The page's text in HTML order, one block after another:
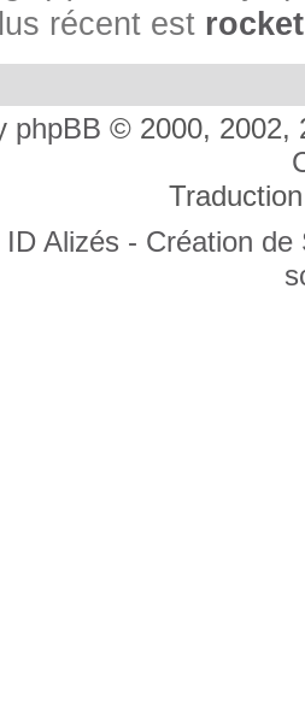
récent est
phpBB © 2000, 2002,
ID Alizés - Création